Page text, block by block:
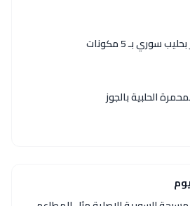
سوري بـ 5 مكونات
الحلبية بالجوز